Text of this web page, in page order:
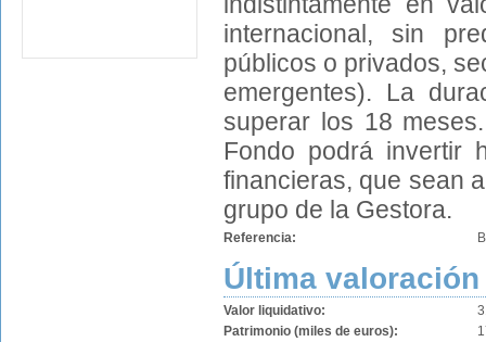
internacional, sin
públicos o privados,
emergentes). La
superar los 18
Fondo podrá invertir
financieras, que sean
grupo de la Gestora.
Referencia:
Última valoración
Valor liquidativo:
Patrimonio (miles de euros):